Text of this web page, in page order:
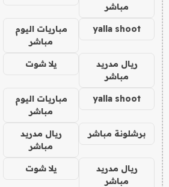
مباشر
yalla shoot
مباريات اليوم
مباشر
ريال مدريد
مباشر
يلا شوت
yalla shoot
مباريات اليوم
مباشر
برشلونة مباشر
ريال مدريد
مباشر
ريال مدريد
مباشر
يلا شوت